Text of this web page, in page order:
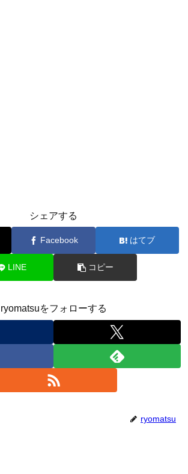
シェアする
Facebook はてブ
LINE コピー
ryomatsuをフォローする
ryomatsu